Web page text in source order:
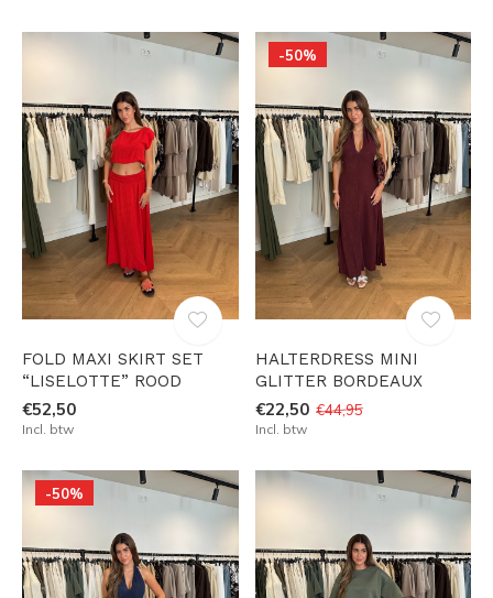
FOLD MAXI SKIRT SET
“LISELOTTE” ROOD
€52,50
Incl. btw
-50%
HALTERDRESS MINI
GLITTER BORDEAUX
€22,50 €44,95
Incl. btw
-50%